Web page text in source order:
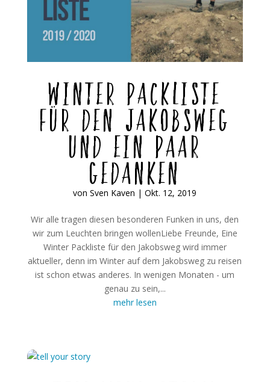
Winter Packliste
für den Jakobsweg
und ein paar
Gedanken
vonSven Kaven |Okt. 12, 2019
Wir alle tragen diesen besonderen Funken in uns, den
wir zum Leuchten bringen wollenLiebe Freunde, Eine
Winter Packliste für den Jakobsweg wird immer
aktueller, denn im Winter auf dem Jakobsweg zu reisen
ist schon etwas anderes. In wenigen Monaten - um
genau zu sein,...
mehr lesen